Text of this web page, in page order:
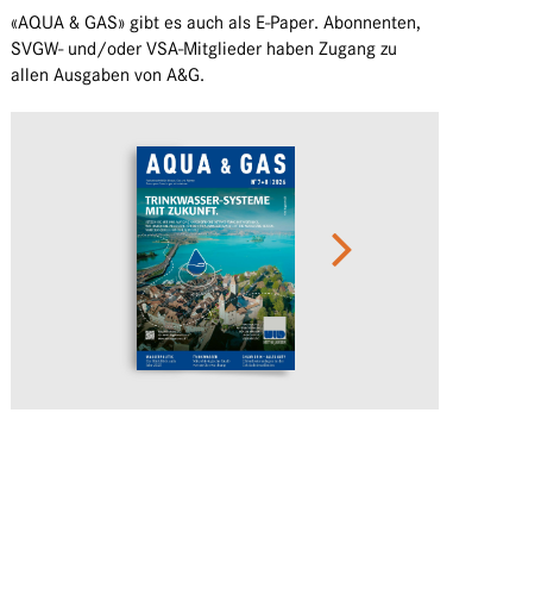
«AQUA & GAS» gibt es auch als E-Paper. Abonnenten,
SVGW- und/oder VSA-Mitglieder haben Zugang zu
allen Ausgaben von A&G.